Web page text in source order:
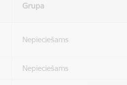
Grupa
Nepieciešams
Nepieciešams